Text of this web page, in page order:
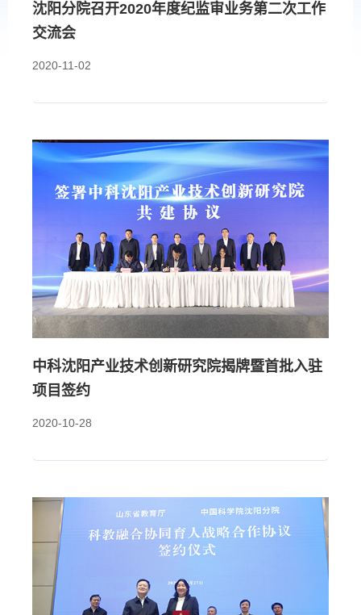
沈阳分院召开2020年度纪监审业务第二次工作
交流会
2020-11-02
中科沈阳产业技术创新研究院揭牌暨首批入驻
项目签约
2020-10-28